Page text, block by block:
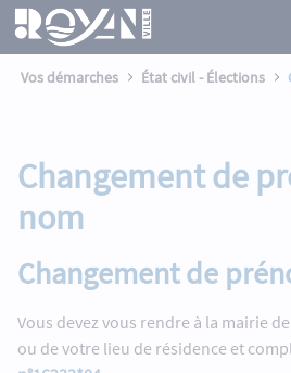
Panneau de gestion des cookies
Saut au contenu principal
Changement de
Vos démarches État civil - Élections
Changement de
nom
Changement de
Vous devez vous rendre à la mairie
ou de votre lieu de résidence et